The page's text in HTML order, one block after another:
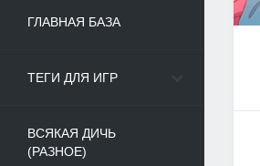
ГЛАВНАЯ БАЗА
ТЕГИ ДЛЯ ИГР
ВСЯКАЯ ДИЧЬ
(РАЗНОЕ)